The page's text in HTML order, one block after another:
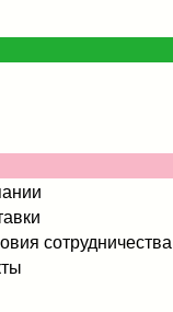
сотрудничества